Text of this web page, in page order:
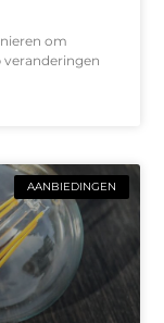
om
veranderingen
AANBIEDINGEN